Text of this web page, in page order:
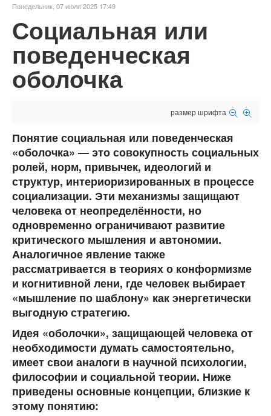
Понедельник, 07 июля 2025 17:49
Социальная или
поведенческая
оболочка
размер шрифта
Понятие социальная или поведенческая
«оболочка» — это совокупность социальных
ролей, норм, привычек, идеологий и
структур, интериоризированных в процессе
социализации. Эти механизмы защищают
человека от неопределённости, но
одновременно ограничивают развитие
критического мышления и автономии.
Аналогичное явление также
рассматривается в теориях о конформизме
и когнитивной лени, где человек выбирает
«мышление по шаблону» как энергетически
выгодную стратегию.
Идея «оболочки», защищающей человека от
необходимости думать самостоятельно,
имеет свои аналоги в научной психологии,
философии и социальной теории. Ниже
приведены основные концепции, близкие к
этому понятию: